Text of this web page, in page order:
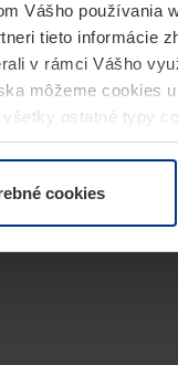
Vášho používania
tieto informácie
v rámci Vášho
môžeme cookies
ostatné typy
cookie na
cookies